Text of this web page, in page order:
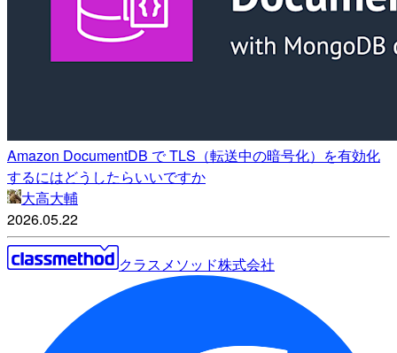
Amazon DocumentDB で TLS（転送中の暗号化）を有効化
するにはどうしたらいいですか
大高大輔
2026.05.22
クラスメソッド株式会社